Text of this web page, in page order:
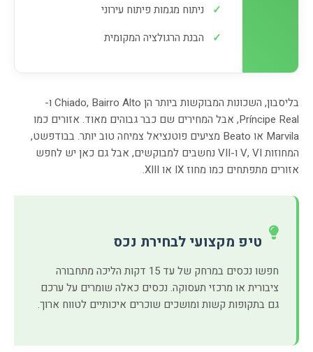
✓
ניתוח מגמות פיתוח עירוני
✓
הבנת הרגולציה המקומית
בליסבון, השכונות המבוקשות ביותר הן Chiado, Bairro Alto ו-
Príncipe Real, אבל המחירים שם כבר גבוהים מאוד. אזורים כמו
Marvila או Beato מציעים פוטנציאל צמיחה טוב יותר. בבודפשט,
המחוזות V, VI ו-VII נחשבים למבוקשים, אבל גם כאן יש לחפש
אזורים מתפתחים כמו מחוז IX או XIII.
טיפ מקצועי לבחירת נכס
חפשו נכסים במרחק של עד 15 דקות הליכה מתחבורה
ציבורית או מרכזי תעסוקה. נכסים כאלה שומרים על ערכם
גם בתקופות קשות ומושכים שוכרים איכותיים לטווח ארוך.